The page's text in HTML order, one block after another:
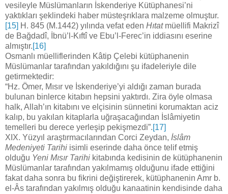
vesileyle Müslümanların İskenderiye Kütüphanesi’ni
yaktıkları şeklindeki haber müsteşrıklara malzeme olmuştur.
[15] H. 845 (M.1442) yılında vefat eden Hıtatmüellifi Makrizî
de Bağdadî, İbnü’l-Kıftî ve Ebu’l-Ferec’in iddiasını eserine
almıştır.[16]
Osmanlı müelliflerinden Kâtip Çelebi kütüphanenin
Müslümanlar tarafından yakıldığını şu ifadeleriyle dile
getirmektedir:
“Hz. Ömer, Mısır ve İskenderiye’yi aldığı zaman burada
bulunan binlerce kitabın hepsini yaktırdı. Zira öyle olmasa
halk, Allah’ın kitabını ve elçisinin sünnetini korumaktan aciz
kalıp, bu yakılan kitaplarla uğraşacağından İslâmiyetin
temelleri bu derece yerleşip pekişmezdi”.[17]
XIX. Yüzyıl araştırmacılarından Corci Zeydan, İslâm
Medeniyeti Tarihi isimli eserinde daha önce telif etmiş
olduğu Yeni Mısır Tarihi kitabında kedisinin de kütüphanenin
Müslümanlar tarafından yakılmamış olduğunu ifade ettiğini
fakat daha sonra bu fikrini değiştirerek, kütüphanenin Amr b.
el-Âs tarafından yakılmış olduğu kanaatinin kendisinde daha